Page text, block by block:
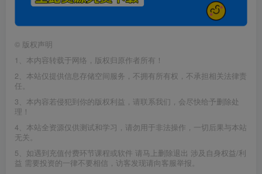
© 版权声明
1、本内容转载于网络，版权归原作者所有！
2、本站仅提供信息存储空间服务，不拥有所有权，不承担相关法律责
任。
3、本内容若侵犯到你的版权利益，请联系我们，会尽快给予删除处
理！
4、本站全资源仅供测试和学习，请勿用于非法操作，一切后果与本站
无关。
5、如遇到充值付费环节课程或软件 请马上删除退出 涉及自身权益/利
益 需要投资的一律不要相信，访客发现请向客服举报。